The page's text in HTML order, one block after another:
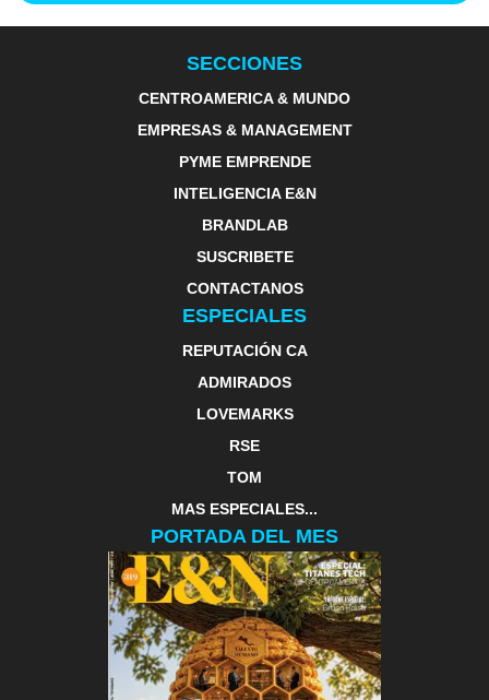
SECCIONES
CENTROAMERICA & MUNDO
EMPRESAS & MANAGEMENT
PYME EMPRENDE
INTELIGENCIA E&N
BRANDLAB
SUSCRIBETE
CONTACTANOS
ESPECIALES
REPUTACIÓN CA
ADMIRADOS
LOVEMARKS
RSE
TOM
MAS ESPECIALES...
PORTADA DEL MES